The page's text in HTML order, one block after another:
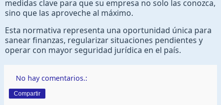
medidas clave para que su empresa no solo las conozca,
sino que las aproveche al máximo.
Esta normativa representa una oportunidad única para
sanear finanzas, regularizar situaciones pendientes y
operar con mayor seguridad jurídica en el país.
No hay comentarios.:
Compartir